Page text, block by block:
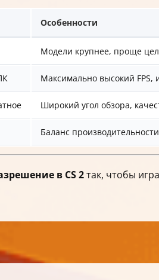
Особенности
Модели крупнее, проще
Максимально высокий
Широкий угол обзора,
Баланс
в CS 2так, чтобы